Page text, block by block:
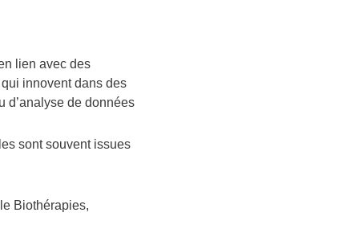
lien avec des
innovent dans des
d’analyse de données
sont souvent issues
Biothérapies,